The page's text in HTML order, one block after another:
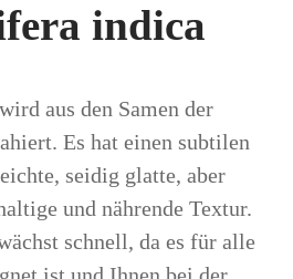
indica
aus den Samen der
Es hat einen subtilen
seidig glatte, aber
und nährende Textur.
schnell, da es für alle
ist und Ihnen bei der